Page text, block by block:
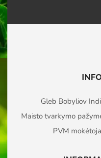
Gleb Bobyliov
Maisto tvarkymo
PVM